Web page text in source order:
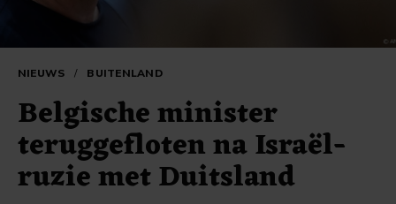
NIEUWS / BUITENLAND
Belgische minister
teruggefloten na Israël-
ruzie met Duitsland